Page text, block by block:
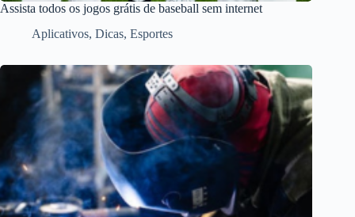
Assista todos os jogos grátis de baseball sem internet
Aplicativos, Dicas, Esportes